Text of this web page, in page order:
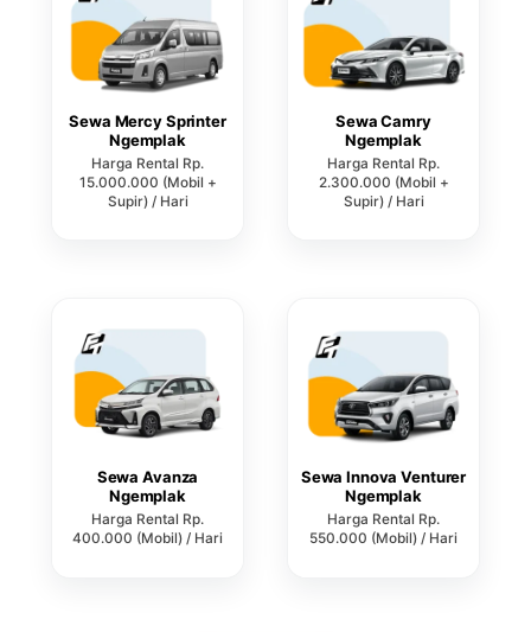
Sewa Mercy Sprinter
Ngemplak
Harga Rental Rp.
15.000.000 (Mobil +
Supir) / Hari
Sewa Camry
Ngemplak
Harga Rental Rp.
2.300.000 (Mobil +
Supir) / Hari
Sewa Avanza
Ngemplak
Harga Rental Rp.
400.000 (Mobil) / Hari
Sewa Innova Venturer
Ngemplak
Harga Rental Rp.
550.000 (Mobil) / Hari